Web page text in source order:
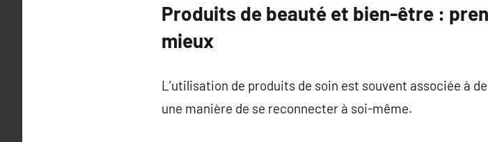
Produits de beauté et bien-être :
mieux
L’utilisation de produits de soin est souvent associée à
une manière de se reconnecter à soi-même.